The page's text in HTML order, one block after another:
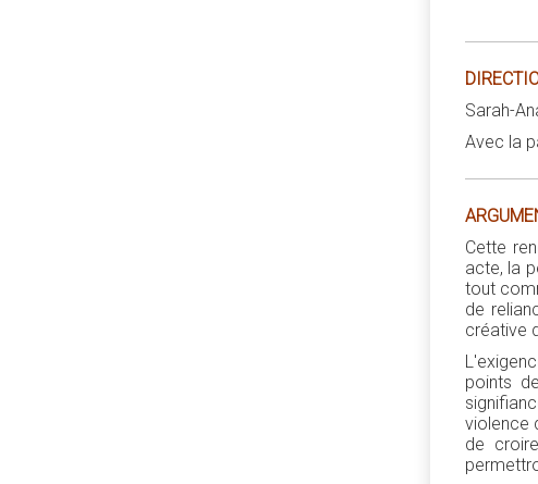
Sarah-
Avec la
Cette
acte, la
tout
de
créative
points
violence
de